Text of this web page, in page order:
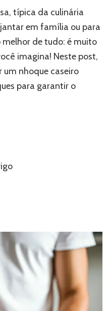
típica da culinária
em família ou para
melhor de tudo: é muito
imagina! Neste post,
um nhoque caseiro
para garantir o